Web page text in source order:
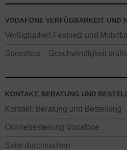
VODAFONE VERFÜGBARKEIT UND
Verfügbarkeit Festnetz und
Speedtest – Geschwindigkeit
KONTAKT, BERATUNG UND
Kontakt: Beratung und Bestellung
Onlinebestellung Vodafone
Seite durchsuchen